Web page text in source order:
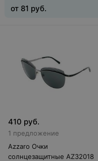
от 81 руб.
410 руб.
1 предложение
Azzaro Очки
солнцезащитные AZ32018